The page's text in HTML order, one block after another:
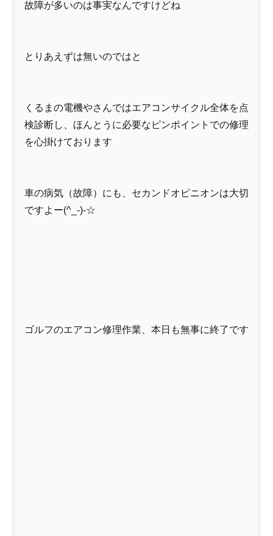
故障が多いのは事実なんですけどね
とりあえずは無いのではと
くるまの電機やさんではエアコンサイクル全体を点
検診断し、ほんとうに必要なピンポイントでの修理
を心掛けております
車の病気（故障）にも、セカンドオピニオンは大切
ですよー(^_-)-☆
ゴルフのエアコン修理作業、本日も無事に終了です